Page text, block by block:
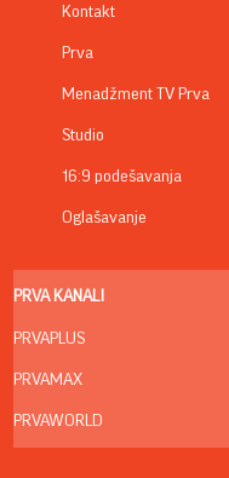
Kontakt
Prva
Menadžment TV Prva
Studio
16:9 podešavanja
Oglašavanje
PRVA KANALI
PRVAPLUS
PRVAMAX
PRVAWORLD